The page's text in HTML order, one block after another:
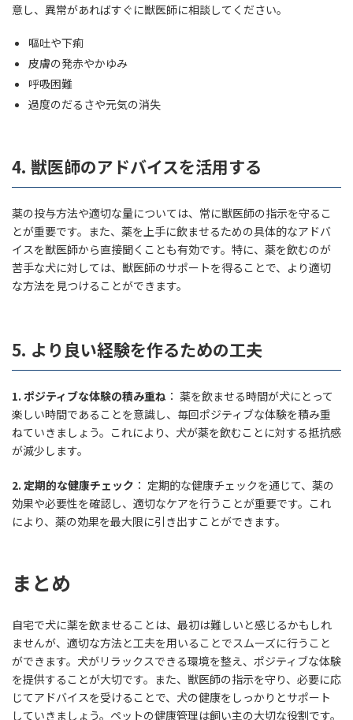
意し、異常があればすぐに獣医師に相談してください。
嘔吐や下痢
皮膚の発赤やかゆみ
呼吸困難
過度のだるさや元気の消失
4. 獣医師のアドバイスを活用する
薬の投与方法や適切な量については、常に獣医師の指示を守るこ
とが重要です。また、薬を上手に飲ませるための具体的なアドバ
イスを獣医師から直接聞くことも有効です。特に、薬を飲むのが
苦手な犬に対しては、獣医師のサポートを得ることで、より適切
な方法を見つけることができます。
5. より良い経験を作るための工夫
1. ポジティブな体験の積み重ね ： 薬を飲ませる時間が犬にとって
楽しい時間であることを意識し、毎回ポジティブな体験を積み重
ねていきましょう。これにより、犬が薬を飲むことに対する抵抗感
が減少します。
2. 定期的な健康チェック ： 定期的な健康チェックを通じて、薬の
効果や必要性を確認し、適切なケアを行うことが重要です。これ
により、薬の効果を最大限に引き出すことができます。
まとめ
自宅で犬に薬を飲ませることは、最初は難しいと感じるかもしれ
ませんが、適切な方法と工夫を用いることでスムーズに行うこと
ができます。犬がリラックスできる環境を整え、ポジティブな体験
を提供することが大切です。また、獣医師の指示を守り、必要に応
じてアドバイスを受けることで、犬の健康をしっかりとサポート
していきましょう。ペットの健康管理は飼い主の大切な役割です。